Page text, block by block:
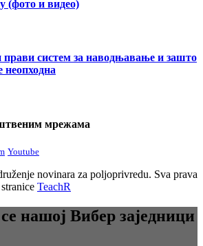
(фото и видео)
прави систем за наводњавање и зашто
неопходна
мрежама
Youtube
novinara za poljoprivredu. Sva prava
TeachR
нашој Вибер заједници